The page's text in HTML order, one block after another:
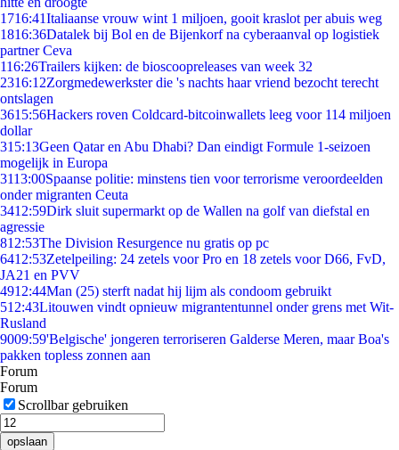
1716:41Italiaanse vrouw wint 1 miljoen, gooit kraslot per abuis weg
1816:36Datalek bij Bol en de Bijenkorf na cyberaanval op logistiek
partner Ceva
116:26Trailers kijken: de bioscoopreleases van week 32
2316:12Zorgmedewerkster die 's nachts haar vriend bezocht terecht
ontslagen
3615:56Hackers roven Coldcard-bitcoinwallets leeg voor 114 miljoen
dollar
315:13Geen Qatar en Abu Dhabi? Dan eindigt Formule 1-seizoen
mogelijk in Europa
3113:00Spaanse politie: minstens tien voor terrorisme veroordeelden
onder migranten Ceuta
3412:59Dirk sluit supermarkt op de Wallen na golf van diefstal en
agressie
812:53The Division Resurgence nu gratis op pc
6412:53Zetelpeiling: 24 zetels voor Pro en 18 zetels voor D66, FvD,
JA21 en PVV
4912:44Man (25) sterft nadat hij lijm als condoom gebruikt
512:43Litouwen vindt opnieuw migrantentunnel onder grens met Wit-
Rusland
9009:59'Belgische' jongeren terroriseren Galderse Meren, maar Boa's
pakken topless zonnen aan
Forum
Forum
Scrollbar gebruiken
opslaan